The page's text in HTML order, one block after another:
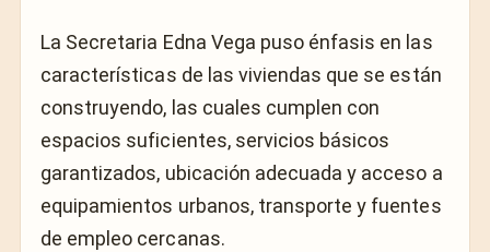
La Secretaria Edna Vega puso énfasis en las
características de las viviendas que se están
construyendo, las cuales cumplen con
espacios suficientes, servicios básicos
garantizados, ubicación adecuada y acceso a
equipamientos urbanos, transporte y fuentes
de empleo cercanas.